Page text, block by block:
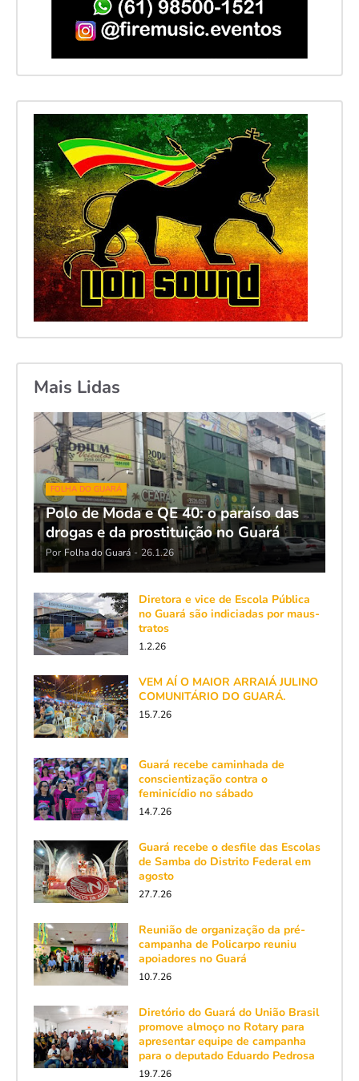
Mais Lidas
FOLHA DO GUARÁ
Polo de Moda e QE 40: o paraíso das
drogas e da prostituição no Guará
Por Folha do Guará - 26.1.26
Diretora e vice de Escola Pública
no Guará são indiciadas por maus-
tratos
1.2.26
VEM AÍ O MAIOR ARRAIÁ JULINO
COMUNITÁRIO DO GUARÁ.
15.7.26
Guará recebe caminhada de
conscientização contra o
feminicídio no sábado
14.7.26
Guará recebe o desfile das Escolas
de Samba do Distrito Federal em
agosto
27.7.26
Reunião de organização da pré-
campanha de Policarpo reuniu
apoiadores no Guará
10.7.26
Diretório do Guará do União Brasil
promove almoço no Rotary para
apresentar equipe de campanha
para o deputado Eduardo Pedrosa
19.7.26